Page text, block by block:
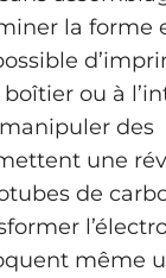
la forme
ou à
des
une
de
même